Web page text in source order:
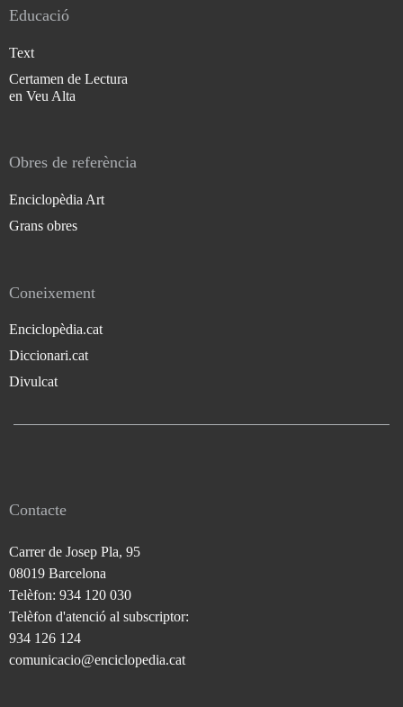
Educació
Text
Certamen de Lectura
en Veu Alta
Obres de referència
Enciclopèdia Art
Grans obres
Coneixement
Enciclopèdia.cat
Diccionari.cat
Divulcat
Contacte
Carrer de Josep Pla, 95
08019 Barcelona
Telèfon: 934 120 030
Telèfon d'atenció al subscriptor:
934 126 124
comunicacio@enciclopedia.cat